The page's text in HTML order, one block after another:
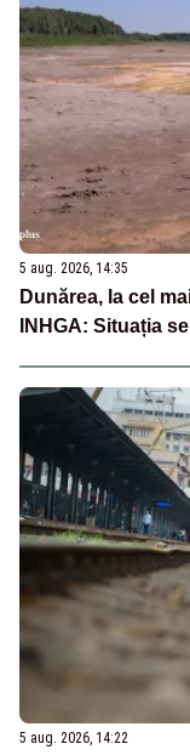
5 aug. 2026, 14:35
Dunărea, la cel
INHGA: Situația
5 aug. 2026, 14:22